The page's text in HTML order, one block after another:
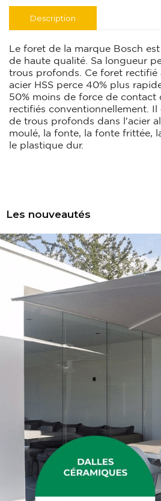
Description
Le foret de la marque Bosch
de haute qualité. Sa longueur
trous profonds. Ce foret rectifié
acier HSS perce 40% plus
50% moins de force de contact
rectifiés conventionnellement.
de trous profonds dans l'acier
moulé, la fonte, la fonte frittée,
le plastique dur.
Les nouveautés